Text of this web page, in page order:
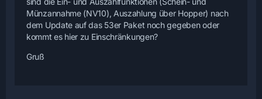
Münzannahme (NV10), Auszahlung über Hopper) nach
dem Update auf das 53er Paket noch gegeben oder
kommt es hier zu Einschränkungen?
Gruß